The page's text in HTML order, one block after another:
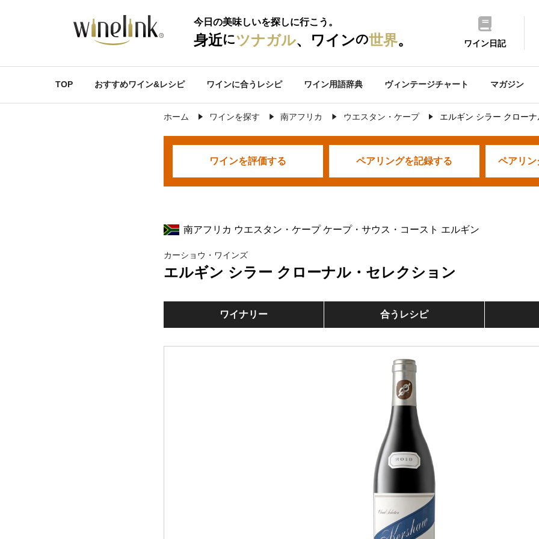
今日の美味しいを探しに行こう。
身近にツナガル、ワインの世界。 ワイン日記
TOP おすすめワイン&レシピ ワインに合うレシピ ワイン用語辞典 ヴィンテージチャート マガジン
ホーム ワインを探す 南アフリカ ウエスタン・ケープ エルギン シラー クロー
ワインを評価する ペアリングを記録する ペアリン
南アフリカ ウエスタン・ケープ ケープ・サウス・コースト エルギン
カーショウ・ワインズ
エルギン シラー クローナル・セレクション
ワイナリー 合うレシピ